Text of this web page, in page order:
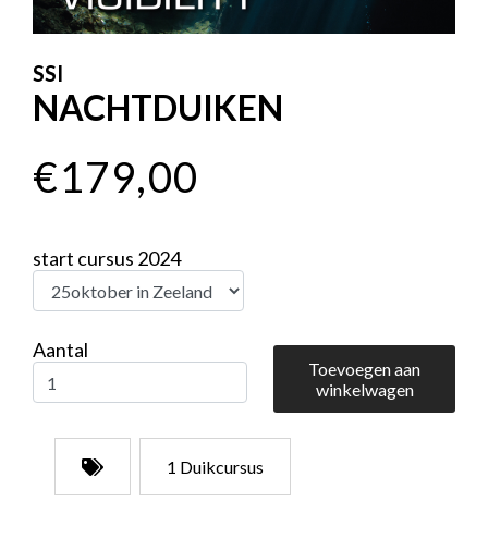
SSI
NACHTDUIKEN
€179,00
start cursus 2024
Aantal
Toevoegen aan
winkelwagen
1 Duikcursus